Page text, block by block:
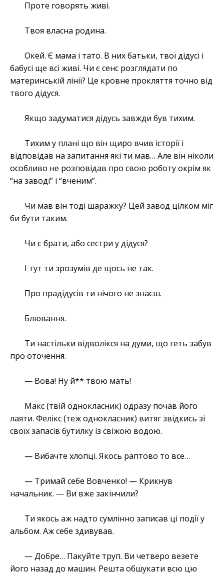
Проте говорять живі.
Твоя власна родина.
Окей. Є мама і тато. В них батьки, твої дідусі і
бабусі ще всі живі. Чи є сенс розглядати по
материнській лінії? Це кровне прокляття точно від
твого дідуся.
Якщо задуматися дідусь завжди був тихим.
Тихим у плані що він щиро вчив історії і
відповідав на запитання які ти мав… Але він ніколи
особливо не розповідав про свою роботу окрім як
“на заводі” і “вченим”.
Чи мав він тоді шаражку? Цей завод цілком міг
би бути таким.
Чи є брати, або сестри у дідуся?
І тут ти зрозумів де щось не так.
Про прадідусів ти нічого не знаєш.
Блювання.
Ти настільки відволікся на думи, що геть забув
про оточення.
— Вова! Ну й** твою мать!
Макс (твій однокласник) одразу почав його
лаяти. Фелікс (теж однокласник) витяг звідкись зі
своїх запасів бутилку із свіжою водою.
— Вибачте хлопці. Якось раптово то все…
— Тримай себе Вовченко! — Крикнув
начальник. — Ви вже закінчили?
Ти якось аж надто сумлінно записав ці події у
альбом. Аж себе здивував.
— Добре… Пакуйте труп. Ви четверо везете
його назад до машин. Решта обшукати всю цю